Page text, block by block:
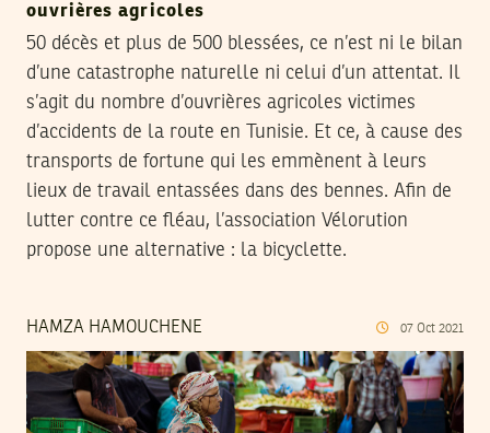
ouvrières agricoles
50 décès et plus de 500 blessées, ce n’est ni le bilan
d’une catastrophe naturelle ni celui d’un attentat. Il
s’agit du nombre d’ouvrières agricoles victimes
d’accidents de la route en Tunisie. Et ce, à cause des
transports de fortune qui les emmènent à leurs
lieux de travail entassées dans des bennes. Afin de
lutter contre ce fléau, l’association Vélorution
propose une alternative : la bicyclette.
HAMZA HAMOUCHENE 07 Oct 2021